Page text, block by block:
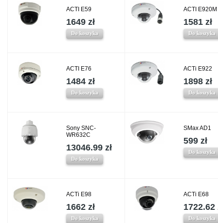
ACTI E59
1649 zł
Do koszyka
ACTI E920M
1581 zł
Do koszyka
ACTI E76
1484 zł
Do koszyka
ACTi E922
1898 zł
Do koszyka
Sony SNC-
WR632C
13046.99 zł
Do koszyka
SMax AD1
599 zł
Do koszyka
ACTi E98
1662 zł
Do koszyka
ACTi E68
1722.62
Do koszyka